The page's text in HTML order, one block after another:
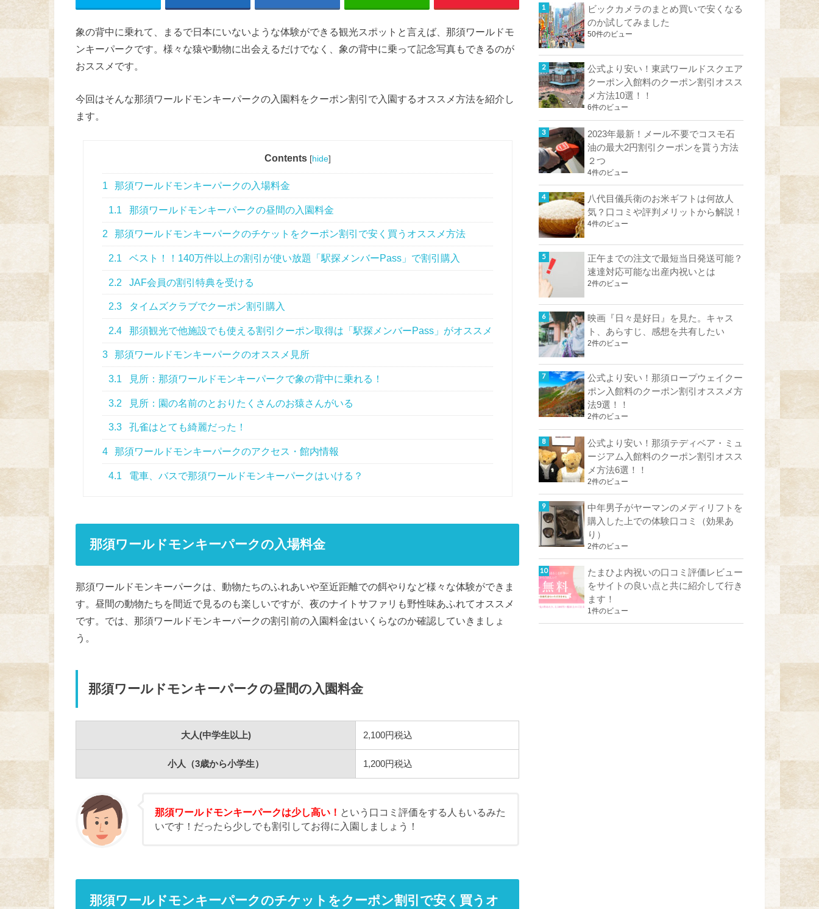
象の背中に乗れて、まるで日本にいないような体験ができる観光スポットと言えば、那須ワールドモ
ンキーパークです。様々な猿や動物に出会えるだけでなく、象の背中に乗って記念写真もできるのが
おススメです。
今回はそんな那須ワールドモンキーパークの入園料をクーポン割引で入園するオススメ方法を紹介し
ます。
Contents [hide]
1 那須ワールドモンキーパークの入場料金
1.1 那須ワールドモンキーパークの昼間の入園料金
2 那須ワールドモンキーパークのチケットをクーポン割引で安く買うオススメ方法
2.1 ベスト！！140万件以上の割引が使い放題「駅探メンバーPass」で割引購入
2.2 JAF会員の割引特典を受ける
2.3 タイムズクラブでクーポン割引購入
2.4 那須観光で他施設でも使える割引クーポン取得は「駅探メンバーPass」がオススメ
3 那須ワールドモンキーパークのオススメ見所
3.1 見所：那須ワールドモンキーパークで象の背中に乗れる！
3.2 見所：園の名前のとおりたくさんのお猿さんがいる
3.3 孔雀はとても綺麗だった！
4 那須ワールドモンキーパークのアクセス・館内情報
4.1 電車、バスで那須ワールドモンキーパークはいける？
那須ワールドモンキーパークの入場料金
那須ワールドモンキーパークは、動物たちのふれあいや至近距離での餌やりなど様々な体験ができま
す。昼間の動物たちを間近で見るのも楽しいですが、夜のナイトサファリも野性味あふれてオススメ
です。では、那須ワールドモンキーパークの割引前の入園料金はいくらなのか確認していきましょ
う。
那須ワールドモンキーパークの昼間の入園料金
大人(中学生以上) 2,100円税込
小人（3歳から小学生） 1,200円税込
那須ワールドモンキーパークは少し高い！ という口コミ評価をする人もいるみた
いです！だったら少しでも割引してお得に入園しましょう！
那須ワールドモンキーパークのチケットをクーポン割引で安く買うオ
ビックカメラのまとめ買いで安くなる
のか試してみました
50件のビュー
公式より安い！東武ワールドスクエア
クーポン入館料のクーポン割引オスス
メ方法10選！！
6件のビュー
2023年最新！メール不要でコスモ石
油の最大2円割引クーポンを貰う方法
２つ
4件のビュー
八代目儀兵衛のお米ギフトは何故人
気？口コミや評判メリットから解説！
4件のビュー
正午までの注文で最短当日発送可能？
速達対応可能な出産内祝いとは
2件のビュー
映画『日々是好日』を見た。キャス
ト、あらすじ、感想を共有したい
2件のビュー
公式より安い！那須ロープウェイクー
ポン入館料のクーポン割引オススメ方
法9選！！
2件のビュー
公式より安い！那須テディベア・ミュ
ージアム入館料のクーポン割引オスス
メ方法6選！！
2件のビュー
中年男子がヤーマンのメディリフトを
購入した上での体験口コミ（効果あ
り）
2件のビュー
たまひよ内祝いの口コミ評価レビュー
をサイトの良い点と共に紹介して行き
ます！
1件のビュー